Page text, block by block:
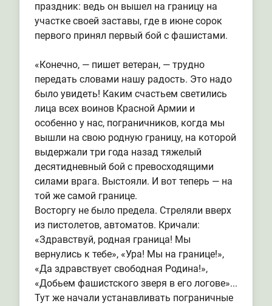
праздник: ведь он вышел на границу на
участке своей заставы, где в июне сорок
первого принял первый бой с фашистами.
«Конечно, — пишет ветеран, — трудно
передать словами нашу радость. Это надо
было увидеть! Каким счастьем светились
лица всех воинов Красной Армии и
особенно у нас, пограничников, когда мы
вышли на свою родную границу, на которой
выдержали три года назад тяжелый
десятидневный бой с превосходящими
силами врага. Выстояли. И вот теперь — на
той же самой границе.
Восторгу не было предела. Стреляли вверх
из пистолетов, автоматов. Кричали:
«Здравствуй, родная граница! Мы
вернулись к тебе», «Ура! Мы на границе!»,
«Да здравствует свободная Родина!»,
«Добьем фашистского зверя в его логове»...
Тут же начали устанавливать пограничные